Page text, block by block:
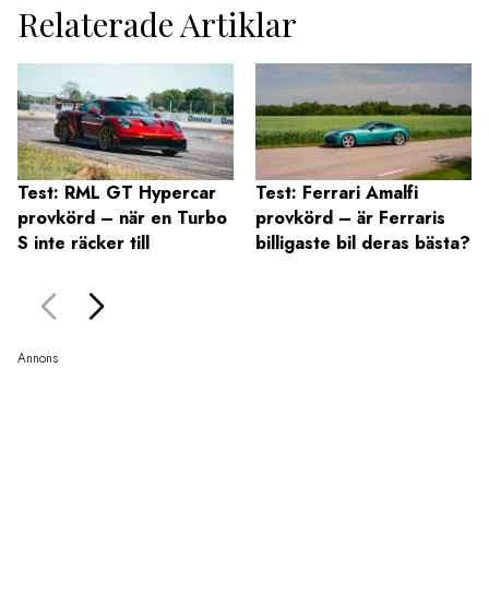
Relaterade Artiklar
Test: RML GT Hypercar
provkörd – när en Turbo
S inte räcker till
Test: Ferrari Amalfi
provkörd – är Ferraris
billigaste bil deras bästa?
Annons